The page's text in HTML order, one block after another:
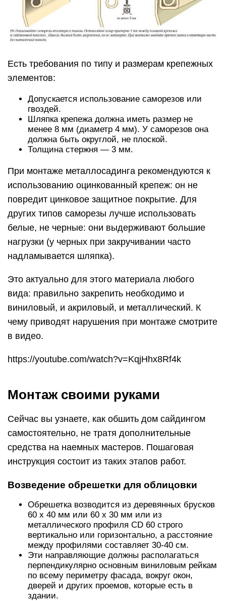
Есть требования по типу и размерам крепежных
элементов:
Допускается использование саморезов или
гвоздей.
Шляпка крепежа должна иметь размер не
менее 8 мм (диаметр 4 мм). У саморезов она
должна быть округлой, не плоской.
Толщина стержня — 3 мм.
При монтаже металлосадинга рекомендуются к
использованию оцинкованный крепеж: он не
повредит цинковое защитное покрытие. Для
других типов саморезы лучше использовать
белые, не черные: они выдерживают большие
нагрузки (у черных при закручивании часто
надламывается шляпка).
Это актуально для этого материала любого
вида: правильно закрепить необходимо и
виниловый, и акриловый, и металлический. К
чему приводят нарушения при монтаже смотрите
в видео.
https://youtube.com/watch?v=KqjHhx8Rf4k
Монтаж своими руками
Сейчас вы узнаете, как обшить дом сайдингом
самостоятельно, не тратя дополнительные
средства на наемных мастеров. Пошаговая
инструкция состоит из таких этапов работ.
Возведение обрешетки для облицовки
Обрешетка возводится из деревянных брусков
60 х 40 мм или 60 х 30 мм или из
металлического профиля CD 60 строго
вертикально или горизонтально, а расстояние
между профилями составляет 30-40 см.
Эти направляющие должны располагаться
перпендикулярно основным виниловым рейкам
по всему периметру фасада, вокруг окон,
дверей и других проемов, которые есть в
здании.